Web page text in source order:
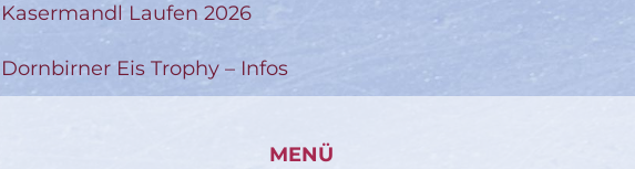
Kasermandl Laufen 2026
Dornbirner Eis Trophy – Infos
MENÜ